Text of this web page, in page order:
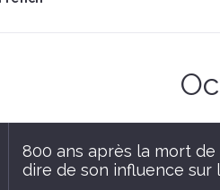
800 ans après la mort de
dire de son influence sur